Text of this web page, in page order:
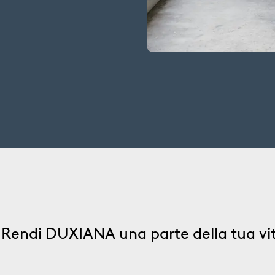
Rendi DUXIANA una parte della tua